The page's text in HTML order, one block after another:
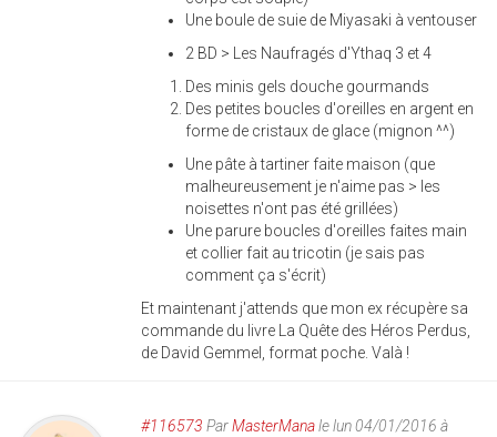
Une boule de suie de Miyasaki à ventouser
2 BD > Les Naufragés d'Ythaq 3 et 4
Des minis gels douche gourmands
Des petites boucles d'oreilles en argent en
forme de cristaux de glace (mignon ^^)
Une pâte à tartiner faite maison (que
malheureusement je n'aime pas > les
noisettes n'ont pas été grillées)
Une parure boucles d'oreilles faites main
et collier fait au tricotin (je sais pas
comment ça s'écrit)
Et maintenant j'attends que mon ex récupère sa
commande du livre La Quête des Héros Perdus,
de David Gemmel, format poche. Valà !
#116573 ParMasterManale lun 04/01/2016 à